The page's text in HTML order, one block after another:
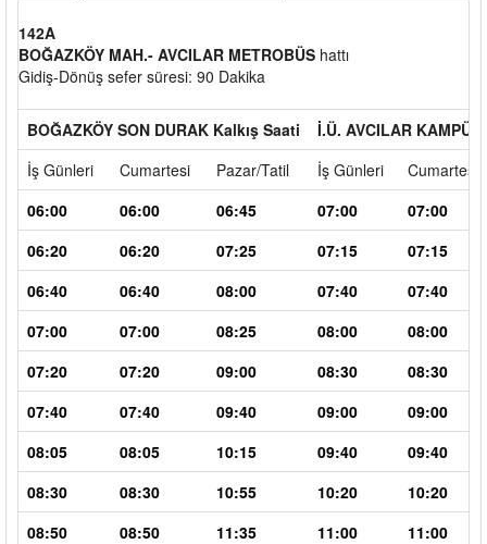
142A
BOĞAZKÖY MAH.- AVCILAR METROBÜS hattı
Gidiş-Dönüş sefer süresi: 90 Dakika
BOĞAZKÖY SON DURAK Kalkış Saati
İ.Ü. AVCILAR
İş Günleri
Cumartesi Pazar/Tatil İş Günleri
Cumartesi
06:00
06:00 06:45 07:00
07:00
06:20
06:20 07:25 07:15
07:15
06:40
06:40 08:00 07:40
07:40
07:00
07:00 08:25 08:00
08:00
07:20
07:20 09:00 08:30
08:30
07:40
07:40 09:40 09:00
09:00
08:05
08:05 10:15 09:40
09:40
08:30
08:30 10:55 10:20
10:20
08:50
08:50 11:35 11:00
11:00